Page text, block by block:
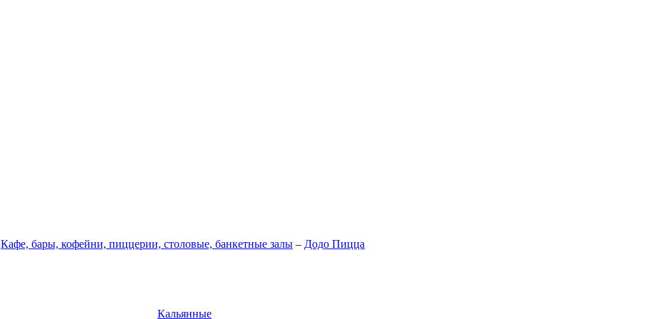
Кафе, бары, кофейни, пиццерии, столовые, банкетные залы – Додо Пицца
Кальянные